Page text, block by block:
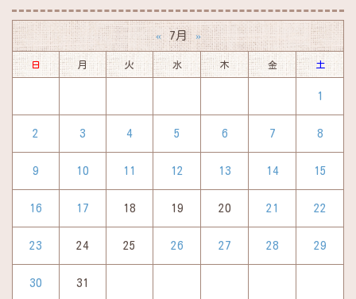
« 7月 »
日 月 火 水 木 金 土
1
2 3 4 5 6 7 8
9 10 11 12 13 14 15
16 17 18 19 20 21 22
23 24 25 26 27 28 29
30 31